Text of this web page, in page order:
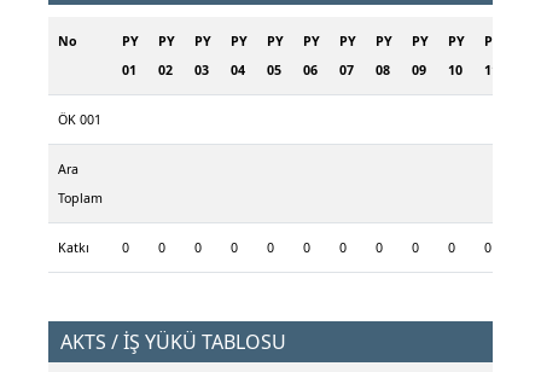
No
PY
01
PY
02
PY
03
PY
04
PY
05
PY
06
PY
07
PY
08
PY
09
PY
10
PY
11
ÖK 001
Ara
Toplam
Katkı 0 0 0 0 0 0 0 0 0 0 0
AKTS / İŞ YÜKÜ TABLOSU